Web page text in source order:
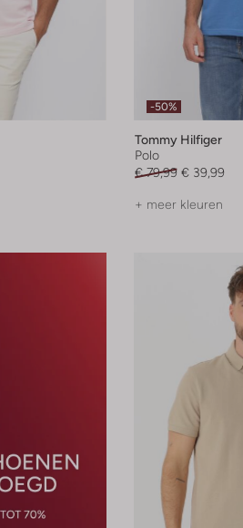
-50%
Tommy Hilfiger
Polo
€ 79,99 € 39,99
+ meer kleuren